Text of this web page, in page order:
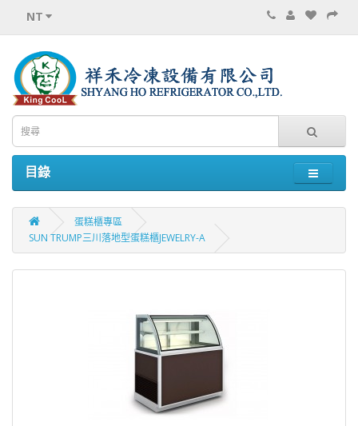
NT
目錄
蛋糕櫃專區
SUN TRUMP三川落地型蛋糕櫃JEWELRY-A